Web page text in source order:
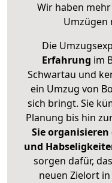
Wir haben
Umzügen
Die
Erfahrung im
Schwartau und
ein Umzug von
sich bringt. Sie
Planung bis hin
Sie
und
sorgen dafür,
neuen Zielort